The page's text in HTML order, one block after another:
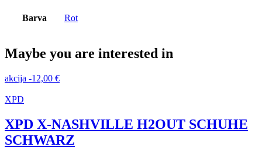
Barva Rot
Maybe you are interested in
akcija -12,00 €
XPD
XPD X-NASHVILLE H2OUT SCHUHE
SCHWARZ